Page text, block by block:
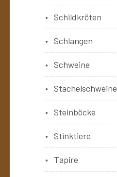
Schildkröten
Schlangen
Schweine
Stachelschweine
Steinböcke
Stinktiere
Tapire